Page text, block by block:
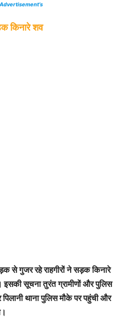
Advertisement’s
किनारे शव
से गुजर रहे राहगीरों ने सड़क किनारे
सूचना तुरंत ग्रामीणों और पुलिस
थाना पुलिस मौके पर पहुंची और